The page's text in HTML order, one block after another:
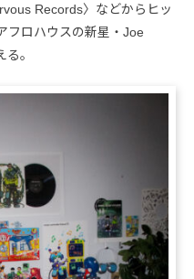
Records〉などからヒッ
フロハウスの新星・Joe
。